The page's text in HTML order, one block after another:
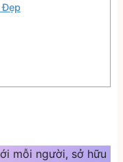
Đẹp
mỗi người, sở hữu